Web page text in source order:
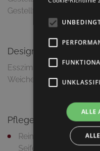
Gestellfarbe: Schwarz
Design
Esszimmerstuhl im
Weiche Konturen und
Pflegetipps
Reinigung mit
Seifenlauge
ALLE